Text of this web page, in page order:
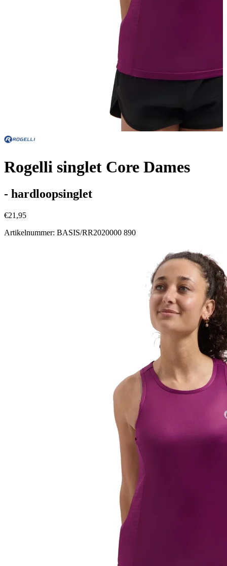
Rogelli singlet Core Dames
- hardloopsinglet
€21,95
Artikelnummer: BASIS/RR2020000 890